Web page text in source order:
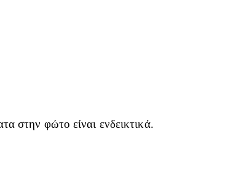
στην φώτο είναι ενδεικτικά.